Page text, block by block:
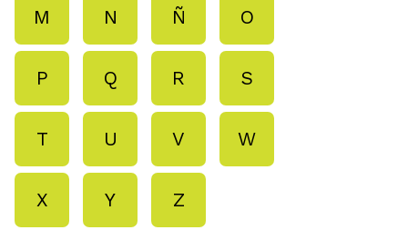
M N Ñ O
P Q R S
T U V W
X Y Z